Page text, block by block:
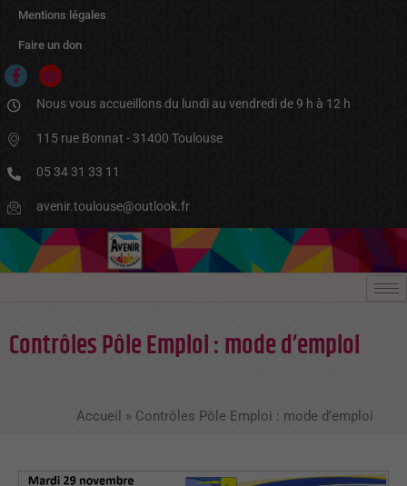
contenu
Mentions légales
Faire un don
Nous vous accueillons du lundi au vendredi de 9 h à 12 h
115 rue Bonnat - 31400 Toulouse
05 34 31 33 11
avenir.toulouse@outlook.fr
Contrôles Pôle Emploi : mode d’emploi
Accueil » Contrôles Pôle Emploi : mode d’emploi